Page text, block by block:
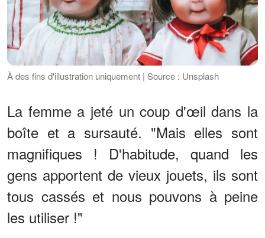
À des fins d'illustration uniquement | Source : Unsplash
La femme a jeté un coup d'œil dans la
boîte et a sursauté. "Mais elles sont
magnifiques ! D'habitude, quand les
gens apportent de vieux jouets, ils sont
tous cassés et nous pouvons à peine
les utiliser !"